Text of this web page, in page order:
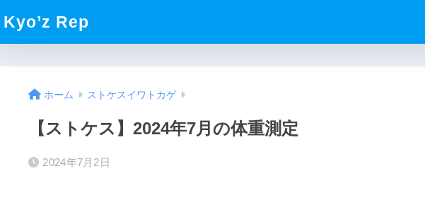
Kyo’z Rep
ホーム ストケスイワトカゲ
【ストケス】2024年7月の体重測定
2024年7月2日